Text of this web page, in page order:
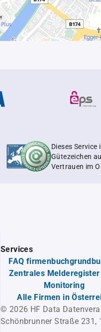
Dieses
Gütezeichen
Vertrauen im
Services
FAQ
Zentrales Melderegister
Monitoring
Alle Firmen in
© 2026 HF Data
Schönbrunner Straße 231,